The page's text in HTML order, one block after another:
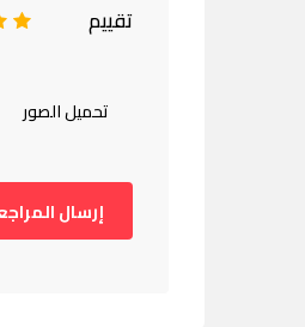
تقييم 5
تحميل الصور